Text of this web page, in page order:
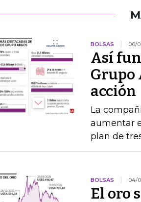
BOLSAS 06/
Así
Grupo
acción
La
aumentar
plan de
BOLSAS 04/
El oro